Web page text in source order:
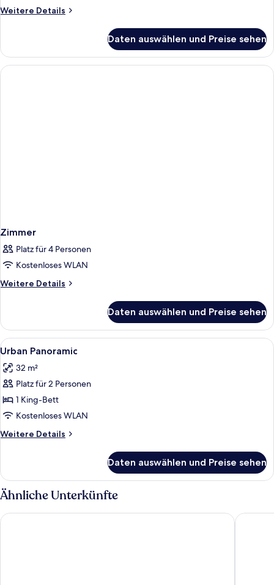
Weitere Details
Weitere
Daten auswählen und Preise sehen
Zimmer
Platz für 4 Personen
Kostenloses WLAN
Weitere Details
Weitere
Daten auswählen und Preise sehen
Alle
Fotos
für
Urban
Panoramic
anzeigen
Hochwertige Bettwaren,
3
Urban Panoramic
32 m²
Platz für 2 Personen
1 King-Bett
Kostenloses WLAN
Weitere Details
Weitere
Panoramic
Daten auswählen und Preise sehen
Ähnliche Unterkünfte
Crystalbrook Flynn